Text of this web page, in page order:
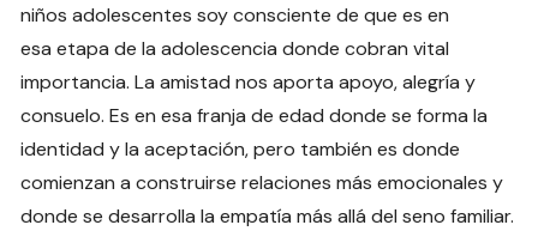
niños adolescentes soy consciente de que es en
esa etapa de la adolescencia donde cobran vital
importancia. La amistad nos aporta apoyo, alegría y
consuelo. Es en esa franja de edad donde se forma la
identidad y la aceptación, pero también es donde
comienzan a construirse relaciones más emocionales y
donde se desarrolla la empatía más allá del seno familiar.